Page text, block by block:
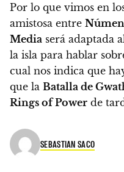
Por lo que vimos en
amistosa entre
Media será adaptada
la isla para hablar
cual nos indica que
que la Batalla de
Rings of Power de
SEBASTIAN SACO